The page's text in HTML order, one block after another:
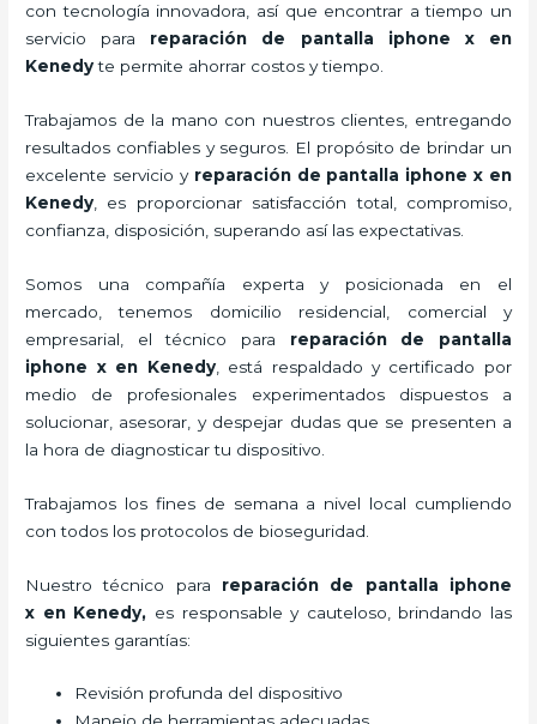
con tecnología innovadora, así que encontrar a tiempo un
servicio para reparación de pantalla iphone xen
Kenedyte permite ahorrar costos y tiempo.
Trabajamos de la mano con nuestros clientes, entregando
resultados confiables y seguros. El propósito de brindar un
excelente servicio y reparación de pantalla iphone x en
Kenedy , es proporcionar satisfacción total, compromiso,
confianza, disposición, superando así las expectativas.
Somos una compañía experta y posicionada en el
mercado, tenemos domicilio residencial, comercial y
empresarial, el técnico para reparación de pantalla
iphone xen Kenedy, está respaldado y certificado por
medio de profesionales experimentados dispuestos a
solucionar, asesorar, y despejar dudas que se presenten a
la hora de diagnosticar tu dispositivo.
Trabajamos los fines de semana a nivel local cumpliendo
con todos los protocolos de bioseguridad.
Nuestro técnico para reparación de pantalla iphone
x en Kenedy, es responsable y cauteloso, brindando las
siguientes garantías:
Revisión profunda del dispositivo